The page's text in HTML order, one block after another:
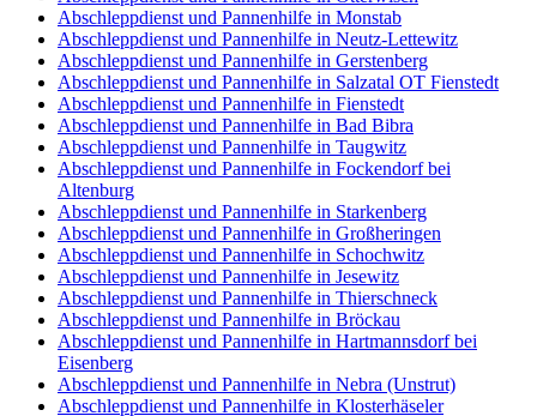
Abschleppdienst und Pannenhilfe in Monstab
Abschleppdienst und Pannenhilfe in Neutz-Lettewitz
Abschleppdienst und Pannenhilfe in Gerstenberg
Abschleppdienst und Pannenhilfe in Salzatal OT Fienstedt
Abschleppdienst und Pannenhilfe in Fienstedt
Abschleppdienst und Pannenhilfe in Bad Bibra
Abschleppdienst und Pannenhilfe in Taugwitz
Abschleppdienst und Pannenhilfe in Fockendorf bei
Altenburg
Abschleppdienst und Pannenhilfe in Starkenberg
Abschleppdienst und Pannenhilfe in Großheringen
Abschleppdienst und Pannenhilfe in Schochwitz
Abschleppdienst und Pannenhilfe in Jesewitz
Abschleppdienst und Pannenhilfe in Thierschneck
Abschleppdienst und Pannenhilfe in Bröckau
Abschleppdienst und Pannenhilfe in Hartmannsdorf bei
Eisenberg
Abschleppdienst und Pannenhilfe in Nebra (Unstrut)
Abschleppdienst und Pannenhilfe in Klosterhäseler